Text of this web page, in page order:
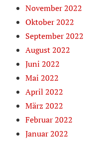
November 2022
Oktober 2022
September 2022
August 2022
Juni 2022
Mai 2022
April 2022
März 2022
Februar 2022
Januar 2022